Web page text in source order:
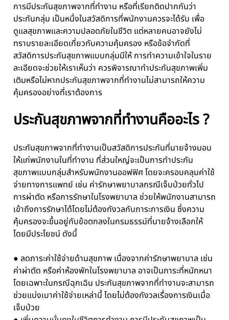
การมีประกันสุขภาพจากที่ทำงาน หรือที่เรียกติดปากกันว่า
ประกันกลุ่ม เป็นหนึ่งในสวัสดิการที่พนักงานควรจะได้รับ เพื่อ
ดูแลสุขภาพและความปลอดภัยในชีวิต แต่หลายคนอาจยังไม่
ทราบรายละเอียดเกี่ยวกับความคุ้มครอง หรือข้อจำกัดที่
สวัสดิการประกันสุขภาพแบบกลุ่มมีให้ การทำความเข้าใจในราย
ละเอียดจะช่วยให้เราเห็นว่า ควรพิจารณาทำประกันสุขภาพเพิ่ม
เติมหรือไม่หากประกันสุขภาพจากที่ทำงานไม่สามารถให้ความ
คุ้มครองอย่างที่เราต้องการ
ประกันสุขภาพจากที่ทำงานคืออะไร ?
ประกันสุขภาพจากที่ทำงานเป็นสวัสดิการประกันที่นายจ้างมอบ
ให้แก่พนักงานในที่ทำงาน ที่ส่วนใหญ่จะเป็นการทำประกัน
สุขภาพแบบกลุ่มสำหรับพนักงานออฟฟิศ โดยจะครอบคลุมค่าใช้
จ่ายทางการแพทย์ เช่น ค่ารักษาพยาบาลกรณีเจ็บป่วยทั่วไป
การผ่าตัด หรือการรักษาในโรงพยาบาล ช่วยให้พนักงานสามารถ
เข้าถึงการรักษาได้โดยไม่ต้องกังวลกับภาระการเงิน ซึ่งความ
คุ้มครองจะขึ้นอยู่กับข้อตกลงในกรมธรรม์ที่นายจ้างเลือกให้
โดยมีประโยชน์ ดังนี้
● ลดภาระค่าใช้จ่ายด้านสุขภาพ เนื่องจากค่ารักษาพยาบาล เช่น
ค่าผ่าตัด หรือค่าห้องพักในโรงพยาบาล อาจเป็นภาระที่หนักหนา
โดยเฉพาะในกรณีฉุกเฉิน ประกันสุขภาพจากที่ทำงานจะสามารถ
ช่วยแบ่งเบาค่าใช้จ่ายเหล่านี้ โดยไม่ต้องกังวลเรื่องการเงินเมื่อ
เจ็บป่วย